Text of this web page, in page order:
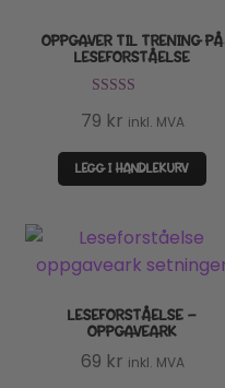
OPPGAVER TIL TRENING PÅ
LESEFORSTÅELSE
av 5
79 kr inkl. MVA
LEGG I HANDLEKURV
LESEFORSTÅELSE –
OPPGAVEARK
69 kr inkl. MVA